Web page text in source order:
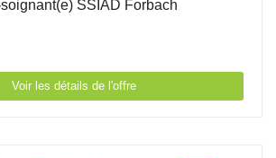
Voir les détails de l'offre